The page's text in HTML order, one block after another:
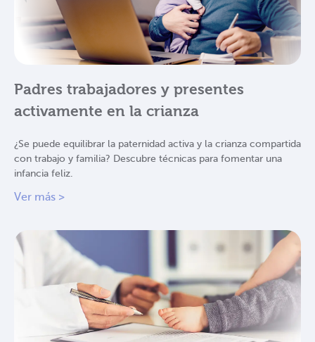
Padres trabajadores y presentes
activamente en la crianza
¿Se puede equilibrar la paternidad activa y la crianza compartida
con trabajo y familia? Descubre técnicas para fomentar una
infancia feliz.
Ver más >